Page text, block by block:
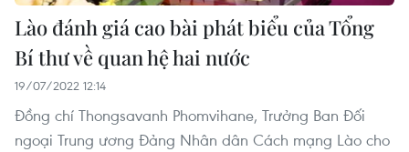
Lào đánh giá cao bài phát biểu của Tổng
Bí thư về quan hệ hai nước
19/07/2022 12:14
Đồng chí Thongsavanh Phomvihane, Trưởng Ban Đối
ngoại Trung ương Đảng Nhân dân Cách mạng Lào cho